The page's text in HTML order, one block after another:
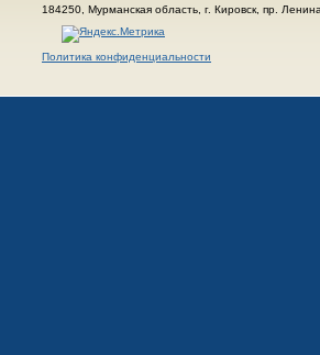
184250, Мурманская область, г. Кировск, пр.
Политика конфиденциальности